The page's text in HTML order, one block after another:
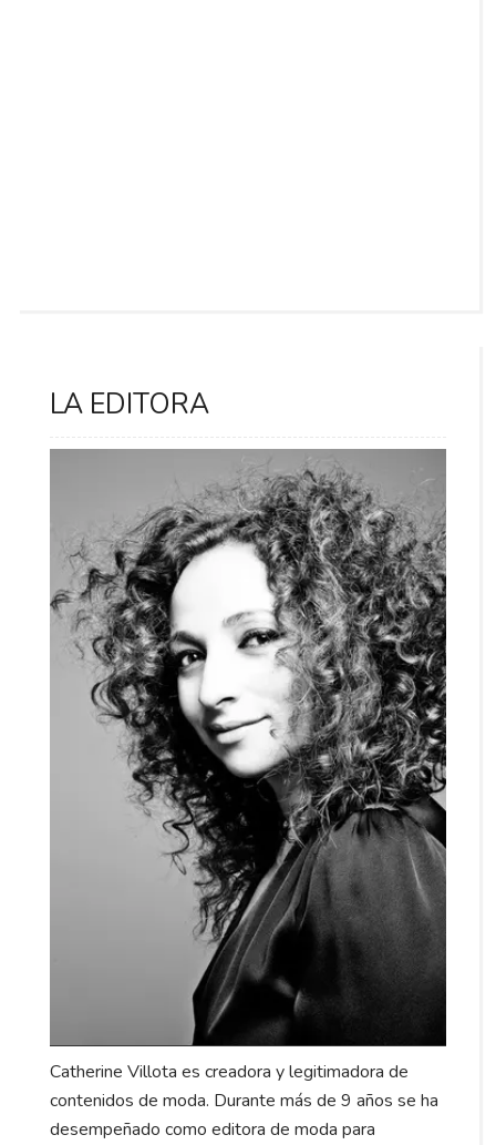
LA EDITORA
Catherine Villota es creadora y legitimadora de
contenidos de moda. Durante más de 9 años se ha
desempeñado como editora de moda para